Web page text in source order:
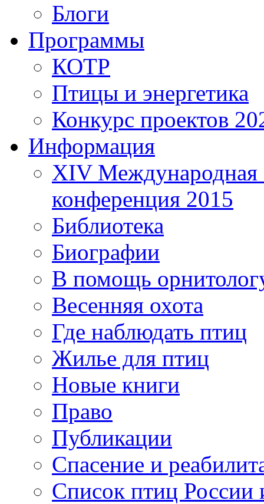
Блоги
Программы
КОТР
Птицы и энергетика
Конкурс проектов
Информация
XIV Международная
конференция 2015
Библиотека
Биографии
В помощь
Весенняя охота
Где наблюдать птиц
Жилье для птиц
Новые книги
Право
Публикации
Спасение и
Список птиц России